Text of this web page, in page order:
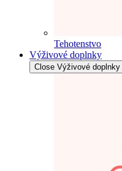
Tehotenstvo
Výživové doplnky
Close Výživové doplnky